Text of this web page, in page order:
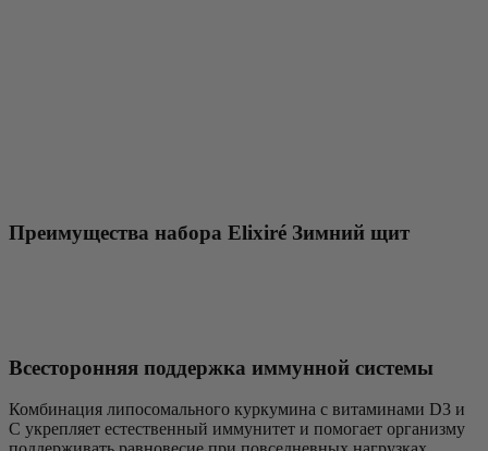
Преимущества набора Elixiré Зимний щит
Всесторонняя поддержка иммунной системы
Комбинация липосомального куркумина с витаминами D3 и
C укрепляет естественный иммунитет и помогает организму